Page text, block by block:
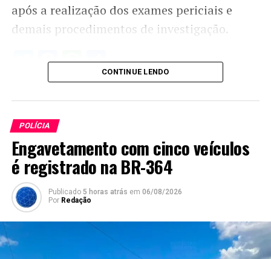
após a realização dos exames periciais e
demais procedimentos de investigação.
Twitter
Facebook
WhatsApp
Share
CONTINUE LENDO
POLÍCIA
Engavetamento com cinco veículos
é registrado na BR-364
Publicado 5 horas atrás em 06/08/2026
Por Redação